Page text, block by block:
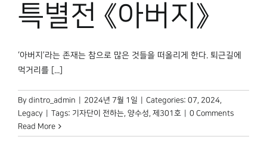
특별전 《아버지》
‘아버지’라는 존재는 참으로 많은 것들을 떠올리게 한다. 퇴근길에
먹거리를 [...]
By dintro_admin 2024년 7월 1일 Categories: 07, 2024,
Legacy
Tags: 기자단이 전하는, 양수성, 제301호
0 Comments
Read More